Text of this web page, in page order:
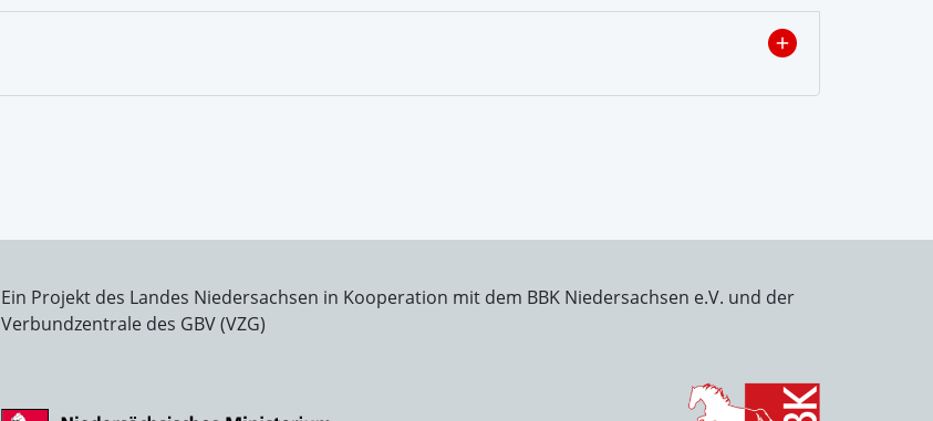
Ein Projekt des Landes Niedersachsen in Kooperation mit dem BBK Niedersachsen e.V. und der
Verbundzentrale des GBV (VZG)